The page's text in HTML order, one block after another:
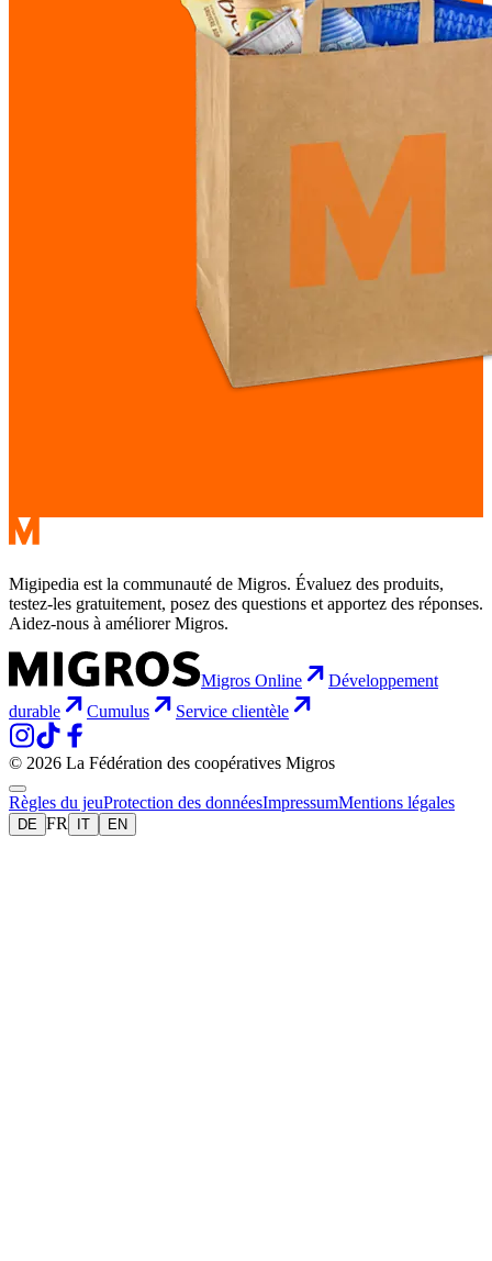
Migipedia est la communauté de Migros. Évaluez des produits,
testez-les gratuitement, posez des questions et apportez des réponses.
Aidez-nous à améliorer Migros.
Migros Online
Développement
durable
Cumulus Service clientèle
© 2026 La Fédération des coopératives Migros
Règles du jeuProtection des donnéesImpressumMentions légales
DE FR IT EN